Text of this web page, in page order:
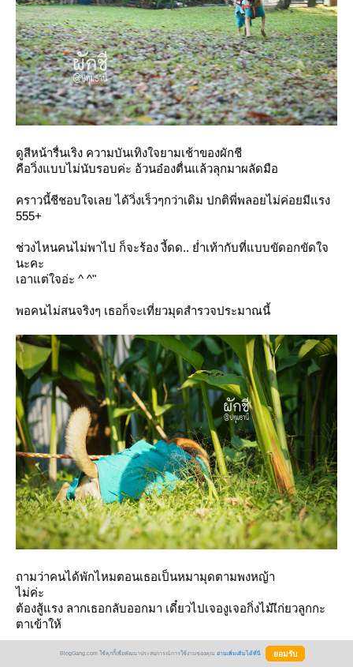
ดูสีหน้ารื่นเริง ความบันเทิงใจยามเช้าของผักชี
คือวิ่งแบบไม่นับรอบค่ะ อ้วนอ๋องตื่นแล้วลุกมาผลัดมือ
คราวนี้ชีชอบใจเลย ได้วิ่งเร็วๆกว่าเดิม ปกติพี่พลอยไม่ค่อยมีแรง
555+
ช่วงไหนคนไม่พาไป ก็จะร้อง งี้ดด.. ย่ำเท้ากับที่แบบขัดอกขัดใจ
นะคะ
เอาแต่ใจอ่ะ ^ ^"
พอคนไม่สนจริงๆ เธอก็จะเที่ยวมุดสำรวจประมาณนี้
ถามว่าคนได้พักไหมตอนเธอเป็นหมามุดตามพงหญ้า
ไม่ค่ะ
ต้องสู้แรง ลากเธอกลับออกมา เดี๋ยวไปเจองูเจอกิ่งไม้เีก่ยวลูกกะ
ตาเข้าให้
ต่เห็นผักชีมีความสุขก็คงคุ้มที่ขับรถมาไกลอยู่นะ นานๆทีเนาะ
BlogGang.com ใช้คุกกี้เพื่อพัฒนาประสบการณ์การใช้งานของคุณ อ่านเพิ่มเติมได้ที่นี่